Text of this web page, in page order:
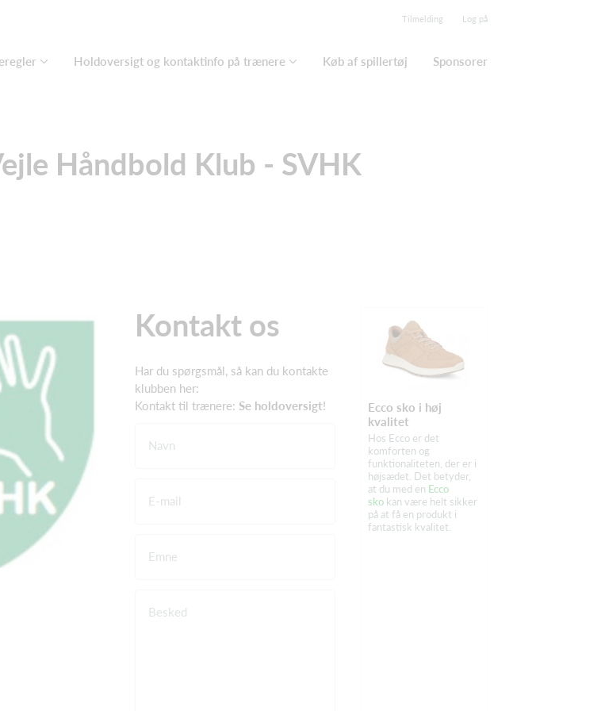
Tilmelding Log på
Holdoversigt og kontaktinfo på trænere Køb af spillertøj Sponsorer
Håndbold Klub - SVHK
Ecco sko i høj
kvalitet
Hos Ecco er det
komforten og
funktionaliteten, der er i
højsædet. Det betyder,
at du med en Ecco
sko kan være helt sikker
på at få en produkt i
fantastisk kvalitet.
Kontakt os
Har du spørgsmål, så kan du kontakte
klubben her:
Kontakt til trænere: Se holdoversigt!
Navn
E-mail
Emne
Besked